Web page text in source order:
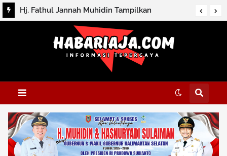
Hj. Fathul Jannah Muhidin Tampilkan
Sasirangan pada Gelaran Wastra Nusantara
Pamor Borneo 2026